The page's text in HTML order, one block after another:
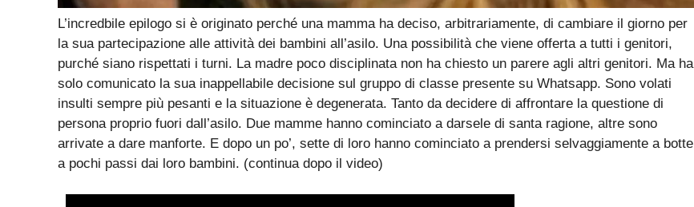
L’incredbile epilogo si è originato perché una mamma ha deciso, arbitrariamente, di cambiare il giorno per
la sua partecipazione alle attività dei bambini all’asilo. Una possibilità che viene offerta a tutti i genitori,
purché siano rispettati i turni. La madre poco disciplinata non ha chiesto un parere agli altri genitori. Ma ha
solo comunicato la sua inappellabile decisione sul gruppo di classe presente su Whatsapp. Sono volati
insulti sempre più pesanti e la situazione è degenerata. Tanto da decidere di affrontare la questione di
persona proprio fuori dall’asilo. Due mamme hanno cominciato a darsele di santa ragione, altre sono
arrivate a dare manforte. E dopo un po’, sette di loro hanno cominciato a prendersi selvaggiamente a botte
a pochi passi dai loro bambini. (continua dopo il video)